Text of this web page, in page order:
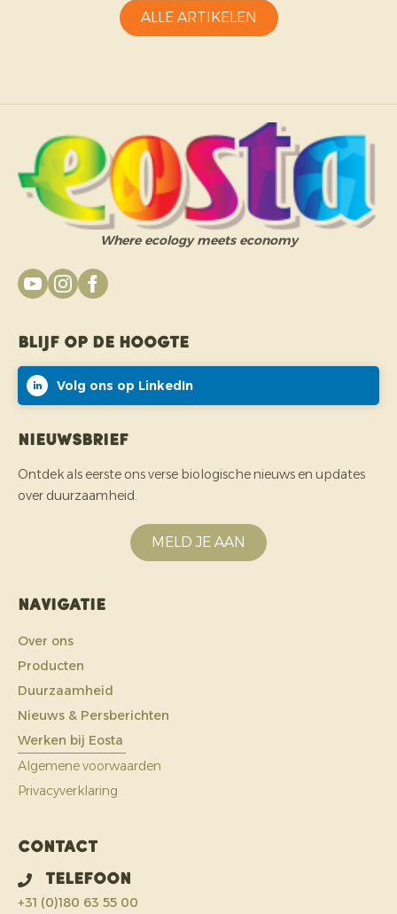
ALLE ARTIKELEN
Where ecology meets economy
Blijf op de hoogte
Volg ons op LinkedIn
Nieuwsbrief
Ontdek als eerste ons verse biologische nieuws en updates
over duurzaamheid.
MELD JE AAN
Navigatie
Over ons
Producten
Duurzaamheid
Nieuws & Persberichten
Werken bij Eosta
Algemene voorwaarden
Privacyverklaring
Contact
Telefoon
+31 (0)180 63 55 00